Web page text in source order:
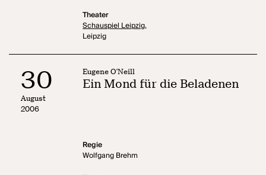
Theater
Schauspiel Leipzig,
Leipzig
30
August
2006
Eugene O'Neill
Ein Mond für die Beladenen
Regie
Wolfgang Brehm